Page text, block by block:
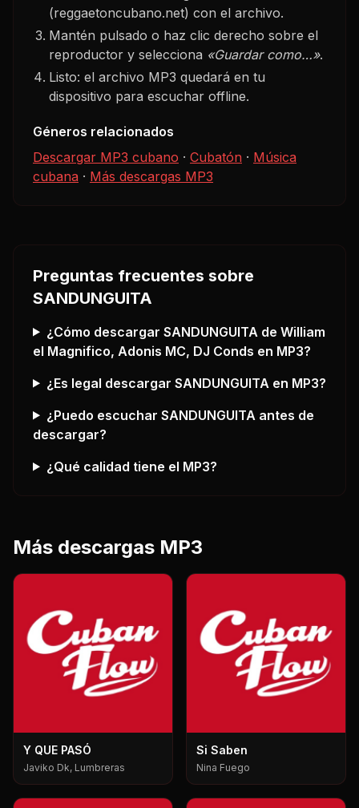
(reggaetoncubano.net) con el archivo.
Mantén pulsado o haz clic derecho sobre el
reproductor y selecciona «Guardar como…».
Listo: el archivo MP3 quedará en tu
dispositivo para escuchar offline.
Géneros relacionados
Descargar MP3 cubano · Cubatón · Música
cubana · Más descargas MP3
Preguntas frecuentes sobre
SANDUNGUITA
¿Cómo descargar SANDUNGUITA de William
el Magnifico, Adonis MC, DJ Conds en MP3?
¿Es legal descargar SANDUNGUITA en MP3?
¿Puedo escuchar SANDUNGUITA antes de
descargar?
¿Qué calidad tiene el MP3?
Más descargas MP3
Y QUE PASÓ
Javiko Dk, Lumbreras
Si Saben
Nina Fuego